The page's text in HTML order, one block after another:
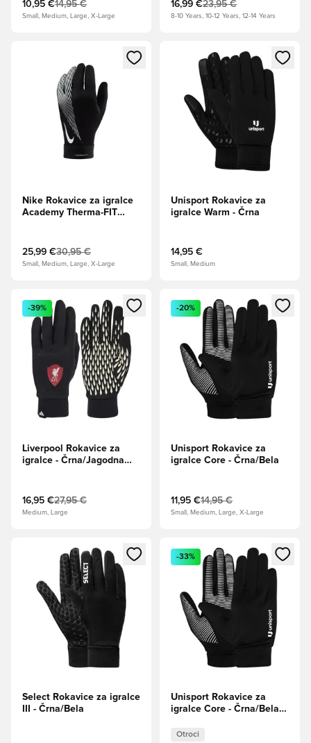
10,95 €14,95 €
Small, Medium, Large, X-Large
16,99 €23,95 €
8-10 Years, 10-12 Years, 12-14 Years
Odpre Modal za prijavo ali vpis kot član
Nike Rokavice za igralce
Academy Therma-FIT
25,99 €30,95 €
Small, Medium, Large, X-Large
Odpre Modal za prijavo ali
Unisport Rokavice za
igralce Warm - Črna
14,95 €
Small, Medium
Odpre Modal za prijavo ali vpis kot član
-39%
Liverpool Rokavice za
igralce - Črna/Jagodna
16,95 €27,95 €
Medium, Large
Odpre Modal za prijavo ali
-20%
Unisport Rokavice za
igralce Core - Črna/Bela
11,95 €14,95 €
Small, Medium, Large, X-Large
Odpre Modal za prijavo ali vpis kot član
Select Rokavice za igralce
III - Črna/Bela
Odpre Modal za prijavo ali
-33%
Unisport Rokavice za
igralce Core - Črna/Bela
Otroci